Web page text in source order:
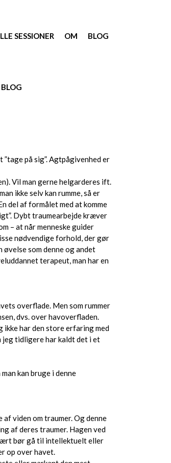
SESSIONER OM BLOG
BLOG
på sig”. Agtpågivenhed er
Vil man gerne helgarderes ift.
ikke selv kan rumme, så er
del af formålet med at komme
Dybt traumearbejde kræver
– at når menneske guider
nødvendige forhold, der gør
som denne og andet
terapeut, man har en
overflade. Men som rummer
dvs. over havoverfladen.
har den store erfaring med
jeg tidligere har kaldt det i et
kan bruge i denne
viden om traumer. Og denne
af deres traumer. Hagen ved
bør gå til intellektuelt eller
op over havet.